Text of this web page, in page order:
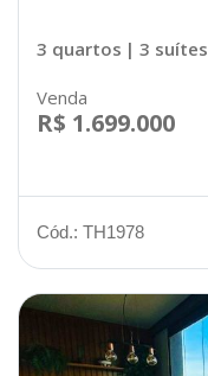
3 quartos | 3 suítes
Venda
R$ 1.699.000
Cód.: TH1978